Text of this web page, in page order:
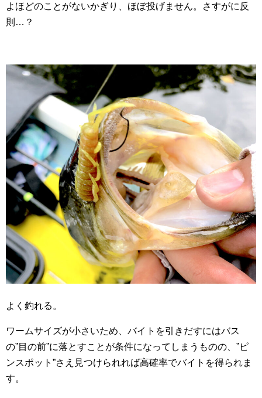
よほどのことがないかぎり、ほぼ投げません。さすがに反
則…？
よく釣れる。
ワームサイズが小さいため、バイトを引きだすにはバス
の”目の前”に落とすことが条件になってしまうものの、”ピ
ンスポット”さえ見つけられれば高確率でバイトを得られま
す。